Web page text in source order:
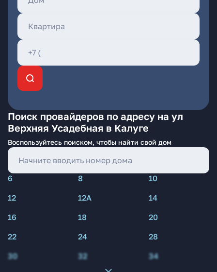
Поиск провайдеров по адресу на ул
Верхняя Усадебная в Калуге
Воспользуйтесь поиском, чтобы найти свой дом
6 8
10
12
12А
14
16
18
20
22
24
28
30
32 34